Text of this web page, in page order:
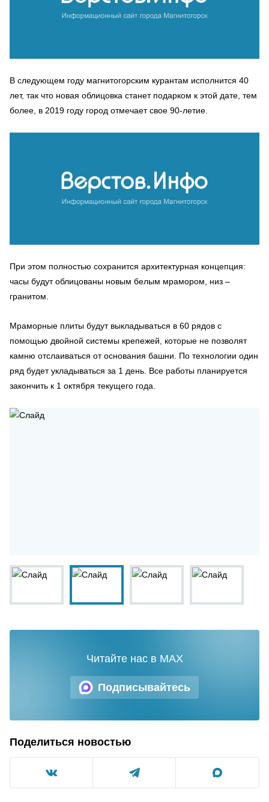
В следующем году магнитогорским курантам исполнится 40
лет, так что новая облицовка станет подарком к этой дате, тем
более, в 2019 году город отмечает свое 90-летие.
При этом полностью сохранится архитектурная концепция:
часы будут облицованы новым белым мрамором, низ –
гранитом.
Мраморные плиты будут выкладываться в 60 рядов с
помощью двойной системы крепежей, которые не позволят
камню отслаиваться от основания башни. По технологии один
ряд будет укладываться за 1 день. Все работы планируется
закончить к 1 октября текущего года.
Подписывайтесь
Читайте нас в MAX
Поделиться новостью